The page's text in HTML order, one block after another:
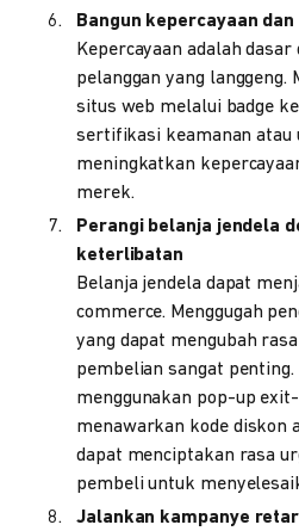
Bangun kepercayaan
Kepercayaan adalah dasar
pelanggan yang
situs web melalui badge
sertifikasi keamanan atau
meningkatkan
merek.
Perangi belanja jendela
keterlibatan
Belanja jendela dapat
commerce. Menggugah
yang dapat mengubah
pembelian sangat penting.
menggunakan pop-up
menawarkan kode diskon
dapat menciptakan rasa
pembeli untuk
Jalankan kampanye